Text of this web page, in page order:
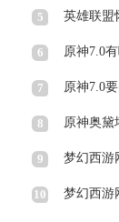
5
6 原神7.0
7
8 原神奥黛
9
10